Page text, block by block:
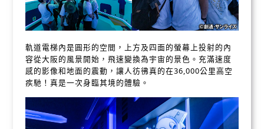
軌道電梯內是圓形的空間，上方及四面的螢幕上投射的內
容從大阪的風景開始，飛速變換為宇宙的景色。充滿速度
感的影像和地面的震動，讓人彷彿真的在36,000公里高空
疾馳！真是一次身臨其境的體驗。